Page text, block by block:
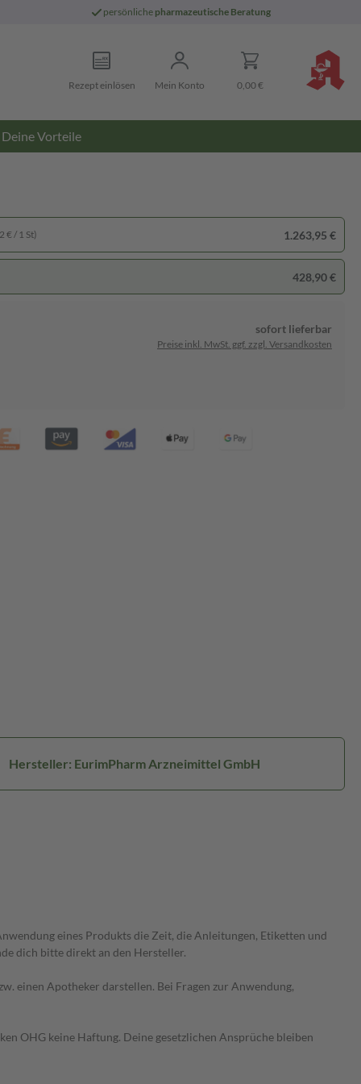
persönliche pharmazeutische Beratung
Rezept einlösen Mein Konto 0,00 €
Deine Vorteile
€ / 1 St) 1.263,95 €
428,90 €
sofort lieferbar
Preise inkl. MwSt. ggf. zzgl. Versandkosten
Hersteller: EurimPharm Arzneimittel GmbH
eines Produkts die Zeit, die Anleitungen, Etiketten und
dich bitte direkt an den Hersteller.
einen Apotheker darstellen. Bei Fragen zur Anwendung,
OHG keine Haftung. Deine gesetzlichen Ansprüche bleiben